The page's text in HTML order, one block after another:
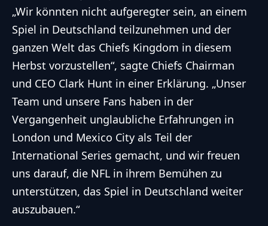
„Wir könnten nicht aufgeregter sein, an einem
Spiel in Deutschland teilzunehmen und der
ganzen Welt das Chiefs Kingdom in diesem
Herbst vorzustellen“, sagte Chiefs Chairman
und CEO Clark Hunt in einer Erklärung. „Unser
Team und unsere Fans haben in der
Vergangenheit unglaubliche Erfahrungen in
London und Mexico City als Teil der
International Series gemacht, und wir freuen
uns darauf, die NFL in ihrem Bemühen zu
unterstützen, das Spiel in Deutschland weiter
auszubauen.“